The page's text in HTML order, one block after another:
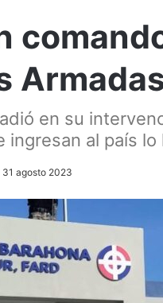
en su
ingresan al país
31 agosto 2023